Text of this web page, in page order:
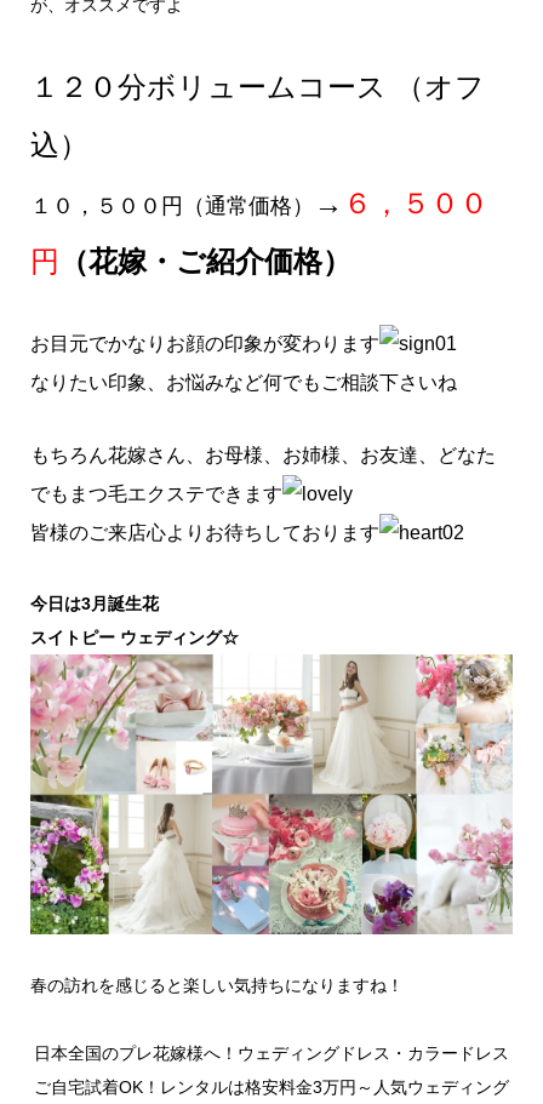
が、オススメですよ
１２０分ボリュームコース （オフ
込）
１０，５００円（通常価格） → ６，５００
円 （花嫁・ご紹介価格）
お目元でかなりお顔の印象が変わります
なりたい印象、お悩みなど何でもご相談下さいね
もちろん花嫁さん、お母様、お姉様、お友達、どなた
でもまつ毛エクステできます
皆様のご来店心よりお待ちしております
今日は3月誕生花
スイトピー ウェディング☆
春の訪れを感じると楽しい気持ちになりますね！
日本全国のプレ花嫁様へ！ウェディングドレス・カラードレス
ご自宅試着OK！レンタルは格安料金3万円～人気ウェディング